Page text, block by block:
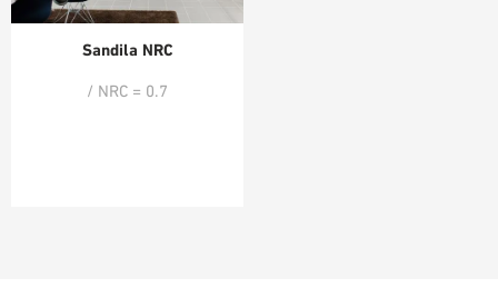
Sandila NRC
/ NRC = 0.7